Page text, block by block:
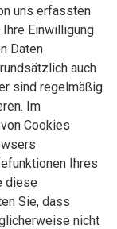
uns erfassten
Einwilligung
Daten
auch
sind regelmäßig
Im
Cookies
Ihres
diese
Sie, dass
nicht